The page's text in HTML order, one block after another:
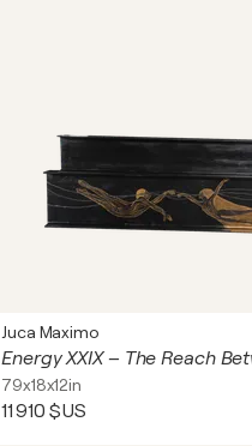
Juca Maximo
79x18x12in
11 910 $US